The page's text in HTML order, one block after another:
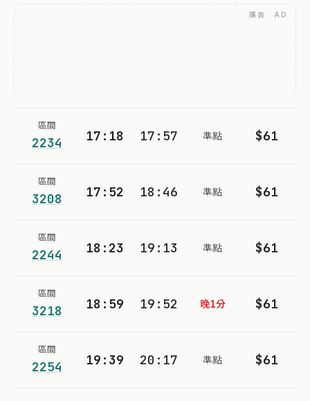
廣告 · AD
區間
2234 17:18 17:57 準點 $61
區間
3208 17:52 18:46 準點 $61
區間
2244 18:23 19:13 準點 $61
區間
3218 18:59 19:52 晚1分 $61
區間
2254 19:39 20:17 準點 $61